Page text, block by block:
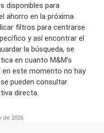
disponibles para
ahorro en la próxima
filtros para centrarse
y así encontrar el
la búsqueda, se
en cuanto M&M's
en este momento no hay
pueden consultar
directa.
de 2026